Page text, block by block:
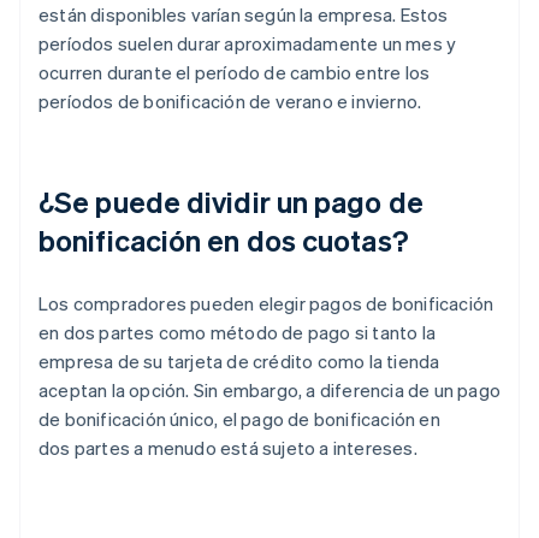
están disponibles varían según la empresa. Estos
períodos suelen durar aproximadamente un mes y
ocurren durante el período de cambio entre los
períodos de bonificación de verano e invierno.
¿Se puede dividir un pago de
bonificación en dos cuotas?
Los compradores pueden elegir pagos de bonificación
en dos partes como método de pago si tanto la
empresa de su tarjeta de crédito como la tienda
aceptan la opción. Sin embargo, a diferencia de un pago
de bonificación único, el pago de bonificación en
dos partes a menudo está sujeto a intereses.